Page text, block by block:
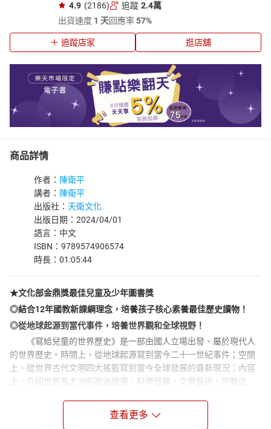
4.9 (2186) 追蹤 2.4萬
出貨速度 1 天回應率57%
追蹤店家 逛店舖
商品詳情
作者： 陳衛平
講者： 陳衛平
出版社： 天衛文化
出版日期：2024/04/01
語言：中文
ISBN：9789574906574
時長：01:05:44
★文化部金鼎獎最佳兒童及少年圖書獎
◎結合12年國教新課綱理念，培養孩子核心素養最佳歷史讀物！
◎從地球起源到當代事件，培養世界觀和全球視野！
《寫給兒童的世界歷史》是一部由國人立場出發、屬於現代人
的世界歷史。時間上，從地球起源寫到當今二十一世紀事件；空間
上，從世界古代文明四大搖籃寫到當今全球發展的最新現況；內容
上，介紹世界各大洲的政治變遷、科學發展、文學藝術、宗教信
內容，諸如於全球肆虐的新冠肺炎疫情、造成龐大損失的澳洲森林
大火、未曾因為時間流逝而消褪的種族歧視問題等等，呈現具體完
查看更多